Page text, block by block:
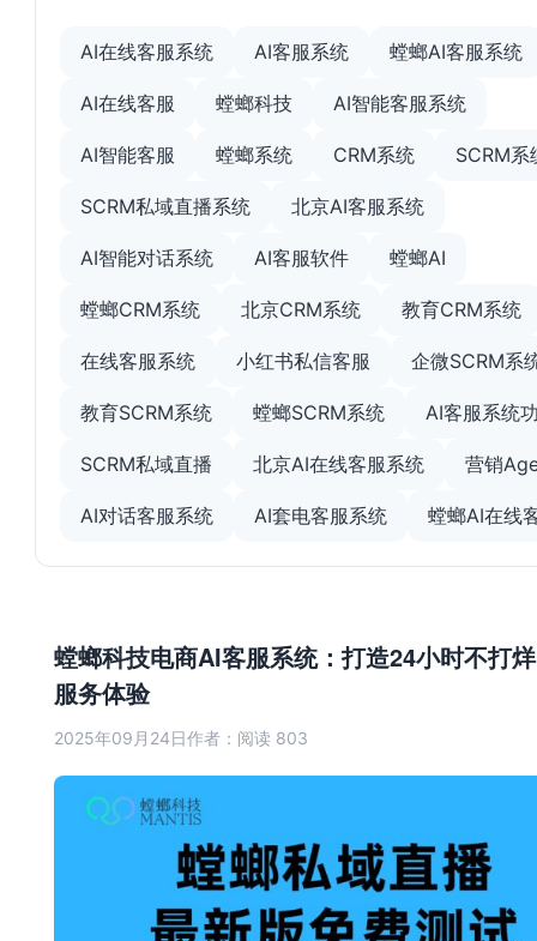
螳螂科技电商AI客服系统：打造24小时不打
服务体验
2025年09月24日作者： 阅读 803
AI在线客服系统 AI客服系统 螳螂AI客服系统
AI在线客服 螳螂科技 AI智能客服系统
AI智能客服 螳螂系统 CRM系统 SCRM系
SCRM私域直播系统 北京AI客服系统
AI智能对话系统 AI客服软件 螳螂AI
螳螂CRM系统 北京CRM系统 教育CRM系统
在线客服系统 小红书私信客服 企微SCRM系
教育SCRM系统 螳螂SCRM系统 AI客服系统
SCRM私域直播 北京AI在线客服系统 营销
AI对话客服系统 AI套电客服系统 螳螂AI在线